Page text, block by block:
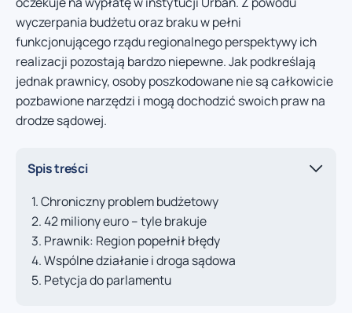
wyczerpania budżetu oraz braku w pełni
funkcjonującego rządu regionalnego perspektywy ich
realizacji pozostają bardzo niepewne. Jak podkreślają
jednak prawnicy, osoby poszkodowane nie są całkowicie
pozbawione narzędzi i mogą dochodzić swoich praw na
drodze sądowej.
Spis treści
Chroniczny problem budżetowy
42 miliony euro – tyle brakuje
Prawnik: Region popełnił błędy
Wspólne działanie i droga sądowa
Petycja do parlamentu